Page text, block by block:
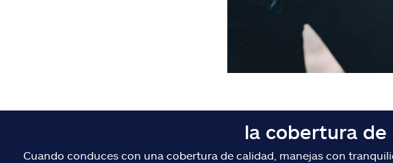
la cobertura
Cuando conduces con una cobertura de calidad, manejas con